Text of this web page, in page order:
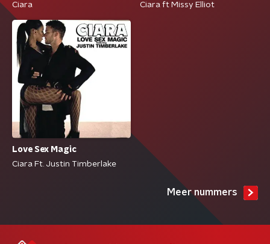
Ciara
Ciara ft Missy Elliot
Love Sex Magic
Ciara Ft. Justin Timberlake
Meer nummers